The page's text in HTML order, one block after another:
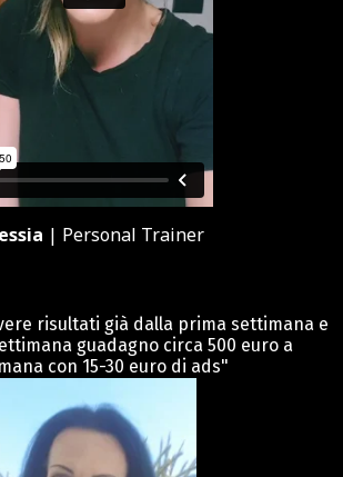
| Personal Trainer
risultati già dalla prima settimana e
guadagno circa 500 euro a
con 15-30 euro di ads"